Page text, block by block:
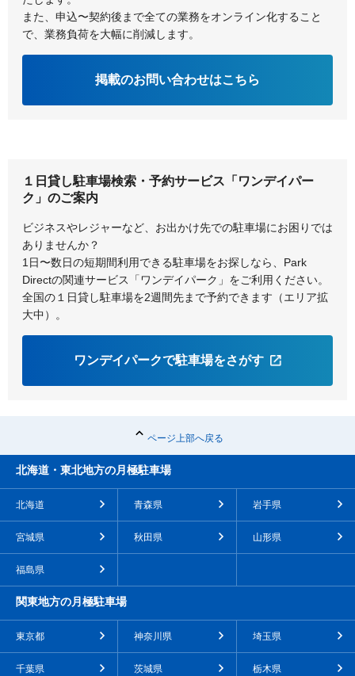
横浜市緑区 横浜市南区
また、申込〜契約後まで全ての業務をオンライン化すること
で、業務負荷を大幅に削減します。
掲載のお問い合わせはこちら
１日貸し駐車場検索・予約サービス「ワンデイパー
ク」のご案内
ビジネスやレジャーなど、お出かけ先での駐車場にお困りでは
ありませんか？
1日〜数日の短期間利用できる駐車場をお探しなら、Park
Directの関連サービス「ワンデイパーク」をご利用ください。
全国の１日貸し駐車場を2週間先まで予約できます（エリア拡
大中）。
ワンデイパークで駐車場をさがす
ページ上部へ戻る
北海道・東北地方の月極駐車場
北海道 青森県 岩手県
宮城県 秋田県 山形県
福島県
関東地方の月極駐車場
東京都 神奈川県 埼玉県
千葉県 茨城県 栃木県